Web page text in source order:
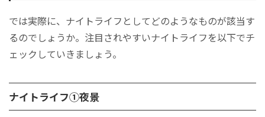
では実際に、ナイトライフとしてどのようなものが該当す
るのでしょうか。注目されやすいナイトライフを以下でチ
ェックしていきましょう。
ナイトライフ①夜景